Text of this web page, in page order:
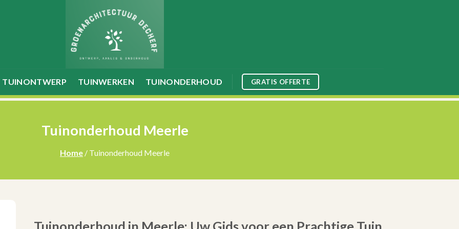
TUINONTWERP TUINWERKEN TUINONDERHOUD GRATIS OFFERTE
Tuinonderhoud Meerle
Home / Tuinonderhoud Meerle
Tuinonderhoud in Meerle: Uw Gids voor een Prachtige Tuin